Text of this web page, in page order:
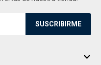
SUSCRIBIRME